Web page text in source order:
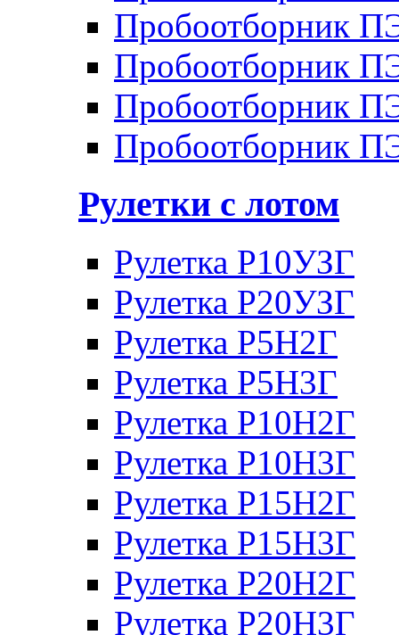
Пробоотборник
Пробоотборник
Пробоотборник
Пробоотборник
Рулетки с лотом
Рулетка Р10УЗГ
Рулетка Р20УЗГ
Рулетка Р5Н2Г
Рулетка Р5Н3Г
Рулетка Р10Н2Г
Рулетка Р10Н3Г
Рулетка Р15Н2Г
Рулетка Р15Н3Г
Рулетка Р20Н2Г
Рулетка Р20Н3Г